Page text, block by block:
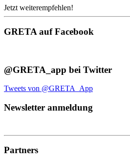
Jetzt weiterempfehlen!
GRETA auf Facebook
@GRETA_app bei Twitter
Tweets von @GRETA_App
Newsletter anmeldung
Partners